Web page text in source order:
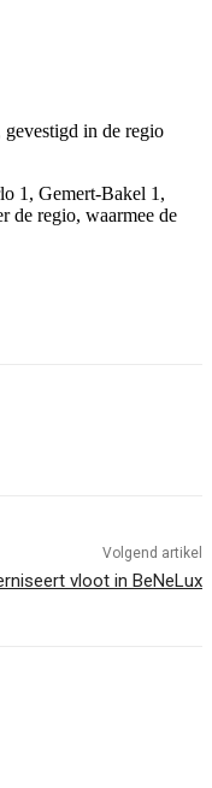
in de regio
1, Gemert-Bakel 1,
de regio, waarmee de
Volgend artikel
vloot in BeNeLux